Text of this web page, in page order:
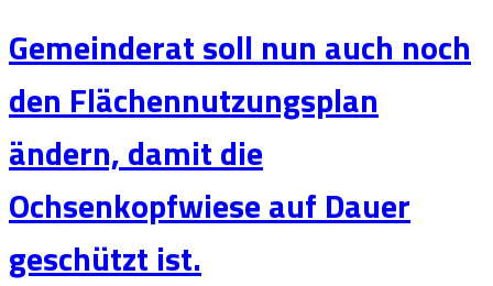
Gemeinderat soll nun auch noch
den Flächennutzungsplan
ändern, damit die
Ochsenkopfwiese auf Dauer
geschützt ist.